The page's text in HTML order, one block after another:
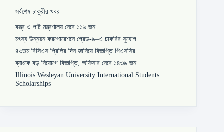
সর্বশেষ চাকুরীর খবর
বস্ত্র ও পাট মন্ত্রণালয় নেবে ১১৬ জন
মৎস্য উন্নয়ন করপোরেশনে গ্রেড-৯–এ চাকরির সুযোগ
৪৩তম বিসিএস প্রিলির দিন জানিয়ে বিজ্ঞপ্তি পিএসসির
ব্যাংকে বড় নিয়োগে বিজ্ঞপ্তি, অফিসার নেবে ১৪৩৯ জন
Illinois Wesleyan University International Students
Scholarships